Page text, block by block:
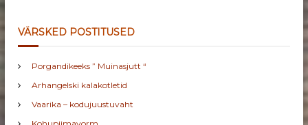
VÄRSKED POSTITUSED
Porgandikeeks ” Muinasjutt “
Arhangelski kalakotletid
Vaarika – kodujuustuvaht